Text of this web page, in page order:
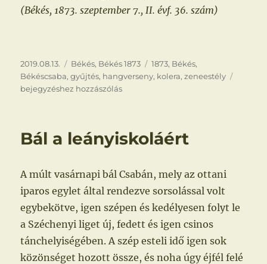
(Békés, 1873. szeptember 7., II. évf. 36. szám)
Közzétéve
2019.08.13. Kategória
Békés, Békés 1873 Címke
1873, Békés,
Békéscsaba,gyűjtés, hangverseny, kolera,zeneestély
bejegyzéshez hozzászólás
Bál a leányiskoláért
A múlt vasárnapi bál Csabán, mely az ottani
iparos egylet által rendezve sorsolással volt
egybekötve, igen szépen és kedélyesen folyt le
a Széchenyi liget új, fedett és igen csinos
tánchelyiségében. A szép esteli idő igen sok
közönséget hozott össze, és noha úgy éjfél felé